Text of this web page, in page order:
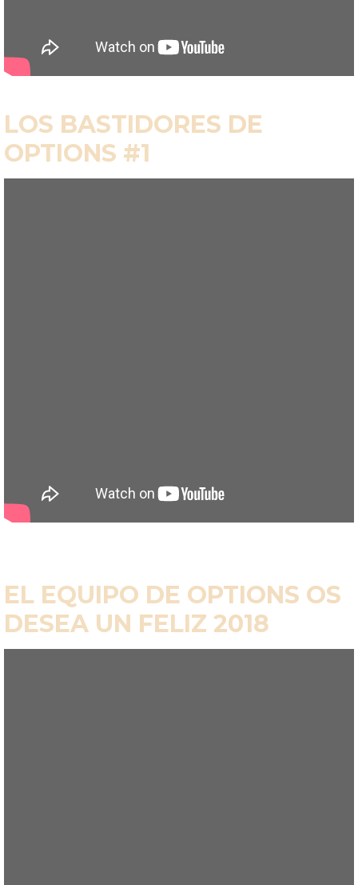
LOS BASTIDORES DE
OPTIONS #1
EL EQUIPO DE OPTIONS OS
DESEA UN FELIZ 2018